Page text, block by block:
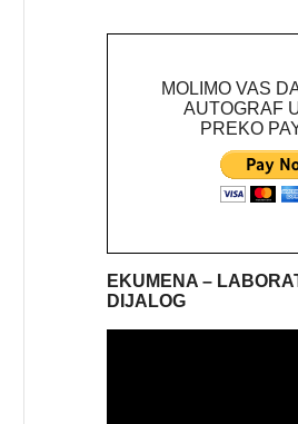
MOLIMO VAS
AUTOGRAF
PREKO
EKUMENA –
DIJALOG